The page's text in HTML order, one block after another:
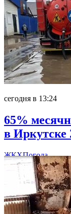
сегодня в 13:24
65%
в Иркутске
ЖКХПогода